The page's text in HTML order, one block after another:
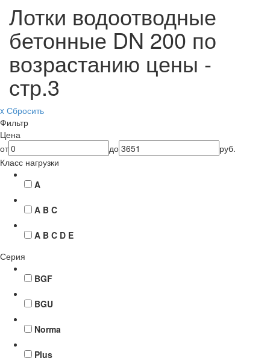
Лотки водоотводные
бетонные DN 200 по
возрастанию цены -
стр.3
x Сбросить
Фильтр
Цена
от
до
руб.
Класс нагрузки
A
A B C
A B C D E
Серия
BGF
BGU
Norma
Plus